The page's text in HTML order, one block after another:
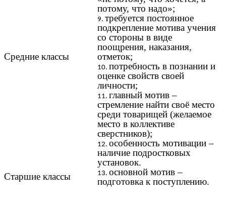
Средние классы
потому, что надо»;
требуется постоянное
подкрепление мотива учения
со стороны в виде
поощрения, наказания,
отметок;
потребность в познании и
оценке свойств своей
личности;
главный мотив –
стремление найти своё место
среди товарищей (желаемое
место в коллективе
сверстников);
особенность мотивации –
наличие подростковых
установок.
Старшие классы
основной мотив –
подготовка к поступлению.